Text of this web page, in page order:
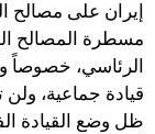
إيران على مصالح
مسطرة المصالح
الرئاسي، خصوصاً
قيادة جماعية،
ظل وضع القيادة